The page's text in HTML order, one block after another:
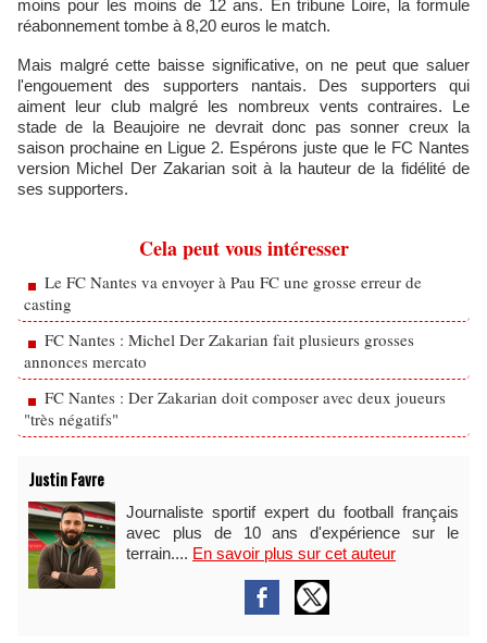
moins pour les moins de 12 ans. En tribune Loire, la formule
réabonnement tombe à 8,20 euros le match.
Mais malgré cette baisse significative, on ne peut que saluer
l'engouement des supporters nantais. Des supporters qui
aiment leur club malgré les nombreux vents contraires. Le
stade de la Beaujoire ne devrait donc pas sonner creux la
saison prochaine en Ligue 2. Espérons juste que le FC Nantes
version Michel Der Zakarian soit à la hauteur de la fidélité de
ses supporters.
Cela peut vous intéresser
Le FC Nantes va envoyer à Pau FC une grosse erreur de
casting
FC Nantes : Michel Der Zakarian fait plusieurs grosses
annonces mercato
FC Nantes : Der Zakarian doit composer avec deux joueurs
"très négatifs"
Justin Favre
Journaliste sportif expert du football français
avec plus de 10 ans d'expérience sur le
terrain.... En savoir plus sur cet auteur